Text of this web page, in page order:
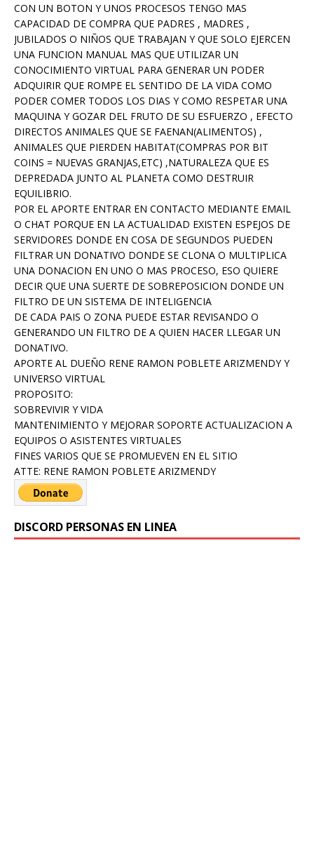
CON UN BOTON Y UNOS PROCESOS TENGO MAS
CAPACIDAD DE COMPRA QUE PADRES , MADRES ,
JUBILADOS O NIÑOS QUE TRABAJAN Y QUE SOLO EJERCEN
UNA FUNCION MANUAL MAS QUE UTILIZAR UN
CONOCIMIENTO VIRTUAL PARA GENERAR UN PODER
ADQUIRIR QUE ROMPE EL SENTIDO DE LA VIDA COMO
PODER COMER TODOS LOS DIAS Y COMO RESPETAR UNA
MAQUINA Y GOZAR DEL FRUTO DE SU ESFUERZO , EFECTO
DIRECTOS ANIMALES QUE SE FAENAN(ALIMENTOS) ,
ANIMALES QUE PIERDEN HABITAT(COMPRAS POR BIT
COINS = NUEVAS GRANJAS,ETC) ,NATURALEZA QUE ES
DEPREDADA JUNTO AL PLANETA COMO DESTRUIR
EQUILIBRIO.
POR EL APORTE ENTRAR EN CONTACTO MEDIANTE EMAIL
O CHAT PORQUE EN LA ACTUALIDAD EXISTEN ESPEJOS DE
SERVIDORES DONDE EN COSA DE SEGUNDOS PUEDEN
FILTRAR UN DONATIVO DONDE SE CLONA O MULTIPLICA
UNA DONACION EN UNO O MAS PROCESO, ESO QUIERE
DECIR QUE UNA SUERTE DE SOBREPOSICION DONDE UN
FILTRO DE UN SISTEMA DE INTELIGENCIA
DE CADA PAIS O ZONA PUEDE ESTAR REVISANDO O
GENERANDO UN FILTRO DE A QUIEN HACER LLEGAR UN
DONATIVO.
APORTE AL DUEÑO RENE RAMON POBLETE ARIZMENDY Y
UNIVERSO VIRTUAL
PROPOSITO:
SOBREVIVIR Y VIDA
MANTENIMIENTO Y MEJORAR SOPORTE ACTUALIZACION A
EQUIPOS O ASISTENTES VIRTUALES
FINES VARIOS QUE SE PROMUEVEN EN EL SITIO
ATTE: RENE RAMON POBLETE ARIZMENDY
DISCORD PERSONAS EN LINEA